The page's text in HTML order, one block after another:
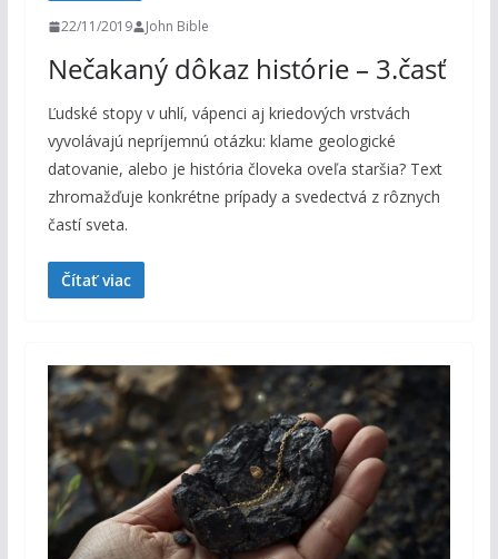
22/11/2019 John Bible
Nečakaný dôkaz histórie – 3.časť
Ľudské stopy v uhlí, vápenci aj kriedových vrstvách
vyvolávajú nepríjemnú otázku: klame geologické
datovanie, alebo je história človeka oveľa staršia? Text
zhromažďuje konkrétne prípady a svedectvá z rôznych
častí sveta.
Čítať viac